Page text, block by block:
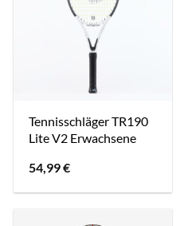
Tennisschläger TR190
Lite V2 Erwachsene
54,99€